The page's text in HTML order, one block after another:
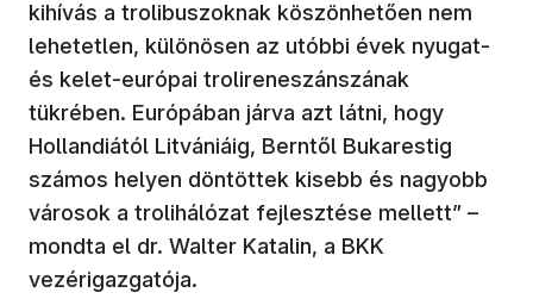
kihívás a trolibuszoknak köszönhetően nem
lehetetlen, különösen az utóbbi évek nyugat-
és kelet-európai trolireneszánszának
tükrében. Európában járva azt látni, hogy
Hollandiától Litvániáig, Berntől Bukarestig
számos helyen döntöttek kisebb és nagyobb
városok a trolihálózat fejlesztése mellett” –
mondta el dr. Walter Katalin, a BKK
vezérigazgatója.